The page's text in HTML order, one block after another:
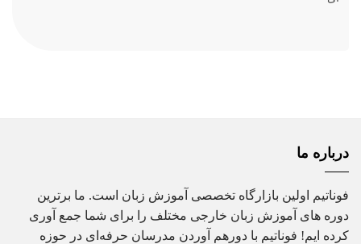
درباره ما
فوناتیم اولین بازارگاه تخصصی آموزش زبان است. ما برترین
دوره های آموزش زبان خارجی مختلف را برای شما جمع آوری
کرده ایم! فوناتیم با دورهم آوردن مدرسان حرفه‌ای در حوزه